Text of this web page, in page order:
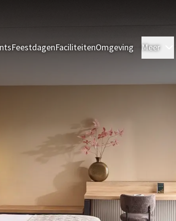
FeestdagenFaciliteitenOmgeving Meer